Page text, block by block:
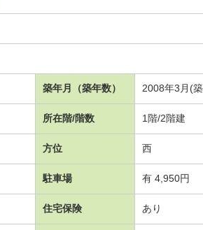
築年月（築年数） 2008年3月(
所在階/階数 1階/2階建
方位 西
駐車場 有 4,950円
住宅保険 あり